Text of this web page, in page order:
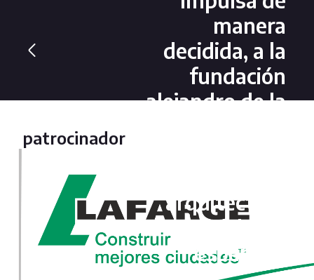
manera
decidida, a la
fundación
alejandro de la
arquitectura
moderna
española.
patrocinador